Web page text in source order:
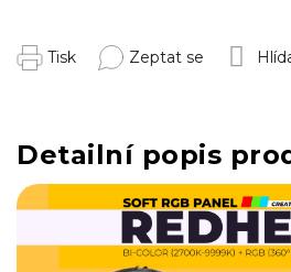
Tisk Zeptat se
Detailní popis